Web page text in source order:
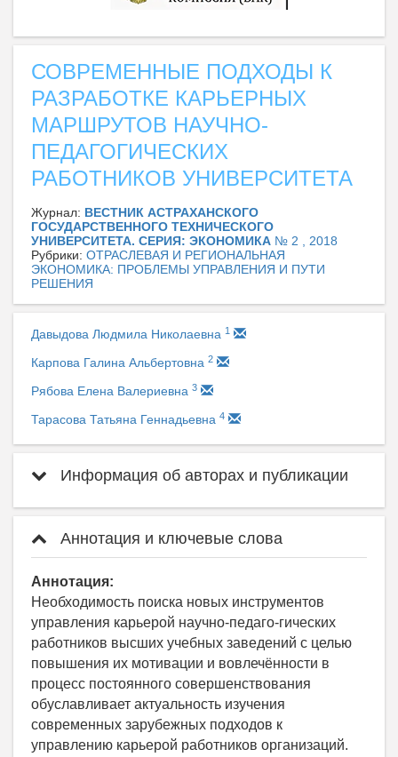
СОВРЕМЕННЫЕ ПОДХОДЫ К
РАЗРАБОТКЕ КАРЬЕРНЫХ
МАРШРУТОВ НАУЧНО-
ПЕДАГОГИЧЕСКИХ
РАБОТНИКОВ УНИВЕРСИТЕТА
Журнал: ВЕСТНИК АСТРАХАНСКОГО
ГОСУДАРСТВЕННОГО ТЕХНИЧЕСКОГО
УНИВЕРСИТЕТА. СЕРИЯ: ЭКОНОМИКА № 2 , 2018
Рубрики: ОТРАСЛЕВАЯ И РЕГИОНАЛЬНАЯ
ЭКОНОМИКА: ПРОБЛЕМЫ УПРАВЛЕНИЯ И ПУТИ
РЕШЕНИЯ
Давыдова Людмила Николаевна 1
Карпова Галина Альбертовна 2
Рябова Елена Валериевна 3
Тарасова Татьяна Геннадьевна 4
Информация об авторах и публикации
Аннотация и ключевые слова
Аннотация:
Необходимость поиска новых инструментов
управления карьерой научно-педаго-гических
работников высших учебных заведений с целью
повышения их мотивации и вовлечённости в
процесс постоянного совершенствования
обуславливает актуальность изучения
современных зарубежных подходов к
управлению карьерой работников организаций.